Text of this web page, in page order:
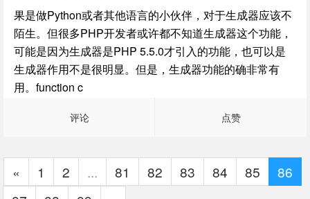
果是做Python或者其他语言的小伙伴，对于生成器应该不
陌生。但很多PHP开发者或许都不知道生成器这个功能，
可能是因为生成器是PHP 5.5.0才引入的功能，也可以是
生成器作用不是很明显。但是，生成器功能的确非常有
用。function c
评论 点赞
« 1 2 ... 81 82 83 84 85
86